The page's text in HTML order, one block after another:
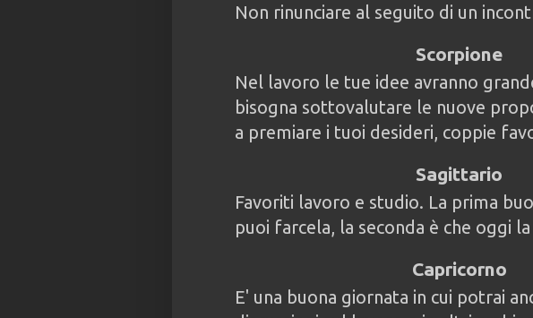
Non rinunciare al seguito di un
Scorpione
Nel lavoro le tue idee avranno
bisogna sottovalutare le nuove
a premiare i tuoi desideri, coppie
Sagittario
Favoriti lavoro e studio. La prima
puoi farcela, la seconda è che oggi
Capricorno
E' una buona giornata in cui potrai